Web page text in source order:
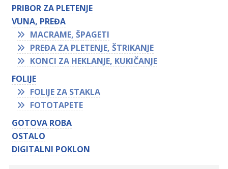
PRIBOR ZA PLETENJE
VUNA, PREĐA
MACRAME, ŠPAGETI
PREĐA ZA PLETENJE, ŠTRIKANJE
KONCI ZA HEKLANJE, KUKIČANJE
FOLIJE
FOLIJE ZA STAKLA
FOTOTAPETE
GOTOVA ROBA
OSTALO
DIGITALNI POKLON